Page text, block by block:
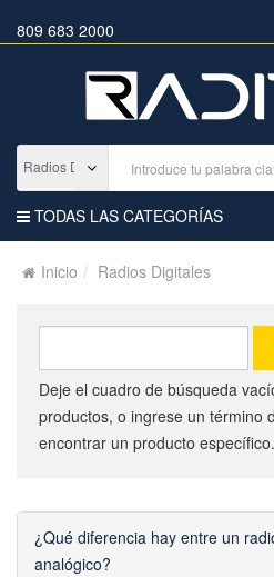
809 683 2000
TODAS LAS CATEGORÍAS
Inicio Radios Digitales
Deje el cuadro de búsqueda
productos, o ingrese un término
encontrar un producto específico.
¿Qué diferencia hay entre un
analógico?